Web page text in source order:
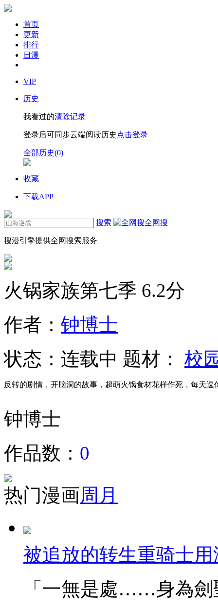
首页
更新
排行
日漫
VIP
历史
我看过的清除记录
登录后可同步云端阅读历史 点击登录
全部历史(0)
收藏
下载APP
搜索 全网搜
搜漫引擎提供全网搜索服务
火锅家族第七季 6.2分
作者： 钟博士
状态： 连载中 题材： 校
反转的剧情，开脑洞的故事，超萌火锅食材花样作死，每天逗
钟博士
作品数： 0
热门漫画周 月
被追放的转生重骑士
「一無是處……身為劍